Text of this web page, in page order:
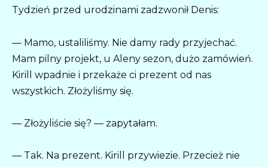
Tydzień przed urodzinami zadzwonił Denis:
— Mamo, ustaliliśmy. Nie damy rady przyjechać.
Mam pilny projekt, u Aleny sezon, dużo zamówień.
Kirill wpadnie i przekaże ci prezent od nas
wszystkich. Złożyliśmy się.
— Złożyliście się? — zapytałam.
— Tak. Na prezent. Kirill przywiezie. Przecież nie